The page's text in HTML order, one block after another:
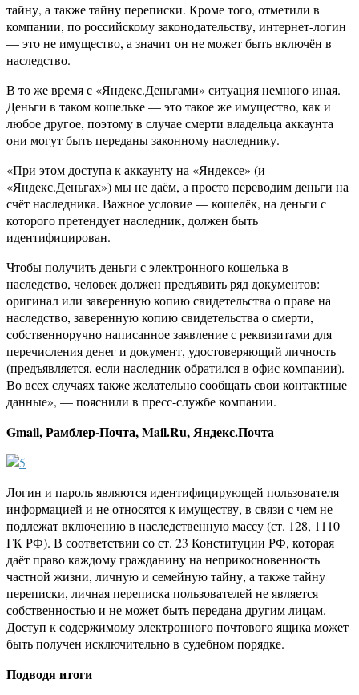
тайну, а также тайну переписки. Кроме того, отметили в
компании, по российскому законодательству, интернет-логин
— это не имущество, а значит он не может быть включён в
наследство.
В то же время с «Яндекс.Деньгами» ситуация немного иная.
Деньги в таком кошельке — это такое же имущество, как и
любое другое, поэтому в случае смерти владельца аккаунта
они могут быть переданы законному наследнику.
«При этом доступа к аккаунту на «Яндексе» (и
«Яндекс.Деньгах») мы не даём, а просто переводим деньги на
счёт наследника. Важное условие — кошелёк, на деньги с
которого претендует наследник, должен быть
идентифицирован.
Чтобы получить деньги с электронного кошелька в
наследство, человек должен предъявить ряд документов:
оригинал или заверенную копию свидетельства о праве на
наследство, заверенную копию свидетельства о смерти,
собственноручно написанное заявление с реквизитами для
перечисления денег и документ, удостоверяющий личность
(предъявляется, если наследник обратился в офис компании).
Во всех случаях также желательно сообщать свои контактные
данные», — пояснили в пресс-службе компании.
Gmail, Рамблер-Почта, Mail.Ru, Яндекс.Почта
Логин и пароль являются идентифицирующей пользователя
информацией и не относятся к имуществу, в связи с чем не
подлежат включению в наследственную массу (ст. 128, 1110
ГК РФ). В соответствии со ст. 23 Конституции РФ, которая
даёт право каждому гражданину на неприкосновенность
частной жизни, личную и семейную тайну, а также тайну
переписки, личная переписка пользователей не является
собственностью и не может быть передана другим лицам.
Доступ к содержимому электронного почтового ящика может
быть получен исключительно в судебном порядке.
Подводя итоги